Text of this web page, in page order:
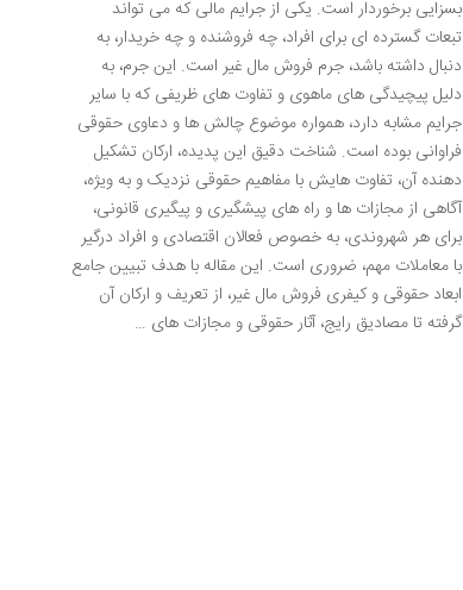
بسزایی برخوردار است. یکی از جرایم مالی که می تواند
تبعات گسترده ای برای افراد، چه فروشنده و چه خریدار، به
دنبال داشته باشد، جرم فروش مال غیر است. این جرم، به
دلیل پیچیدگی های ماهوی و تفاوت های ظریفی که با سایر
جرایم مشابه دارد، همواره موضوع چالش ها و دعاوی حقوقی
فراوانی بوده است. شناخت دقیق این پدیده، ارکان تشکیل
دهنده آن، تفاوت هایش با مفاهیم حقوقی نزدیک و به ویژه،
آگاهی از مجازات ها و راه های پیشگیری و پیگیری قانونی،
برای هر شهروندی، به خصوص فعالان اقتصادی و افراد درگیر
با معاملات مهم، ضروری است. این مقاله با هدف تبیین جامع
ابعاد حقوقی و کیفری فروش مال غیر، از تعریف و ارکان آن
گرفته تا مصادیق رایج، آثار حقوقی و مجازات های …